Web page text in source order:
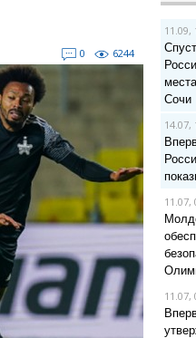
0 6244
11.09,
Сочи
14.07,
11.07,
11.07,